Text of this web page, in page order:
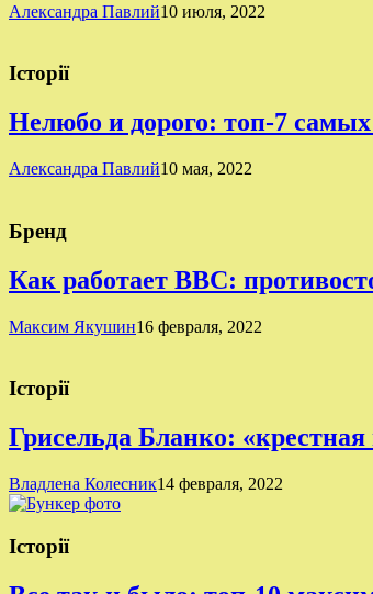
Александра Павлий10 июля, 2022
Історії
Нелюбо и дорого: топ-7 самых
Александра Павлий10 мая, 2022
Бренд
Как работает BBC:
Максим Якушин16 февраля, 2022
Історії
Грисельда Бланко:
Владлена Колесник14 февраля, 2022
Історії